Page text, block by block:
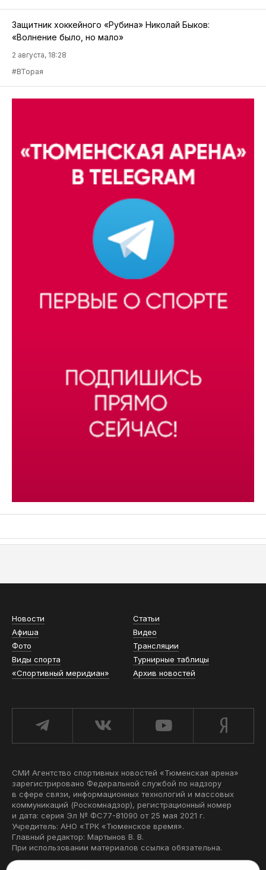
Защитник хоккейного «Рубина» Николай Быков:
«Волнение было, но мало»
2 августа, 18:28
#ВТорая
Новости
Статьи
Афиша
Видео
Фото
Трансляции
Виды спорта
Турнирные таблицы
«Спортивный меридиан»
Архив новостей
СМИ Агентство спортивных новостей «Тюменская арена»
зарегистрировано Федеральной службой по надзору
в сфере связи, информационных технологий и массовых
коммуникаций (Роскомнадзор), регистрационный номер
и дата: серия Эл № ФС77-81090 от 25 мая 2021 г.
Учредитель: АНО «ТРК «Тюменское время».
Главный редактор: Мартынов В. В.
При использовании материалов ссылка обязательна.